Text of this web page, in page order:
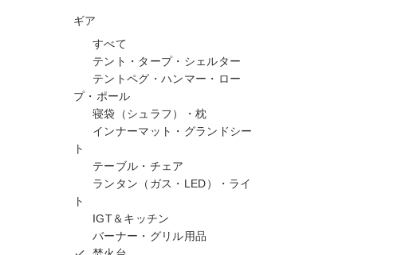
ギア
すべて
テント・タープ・シェルター
テントペグ・ハンマー・ロー
プ・ポール
寝袋（シュラフ）・枕
インナーマット・グランドシー
ト
テーブル・チェア
ランタン（ガス・LED）・ライ
ト
IGT＆キッチン
バーナー・グリル用品